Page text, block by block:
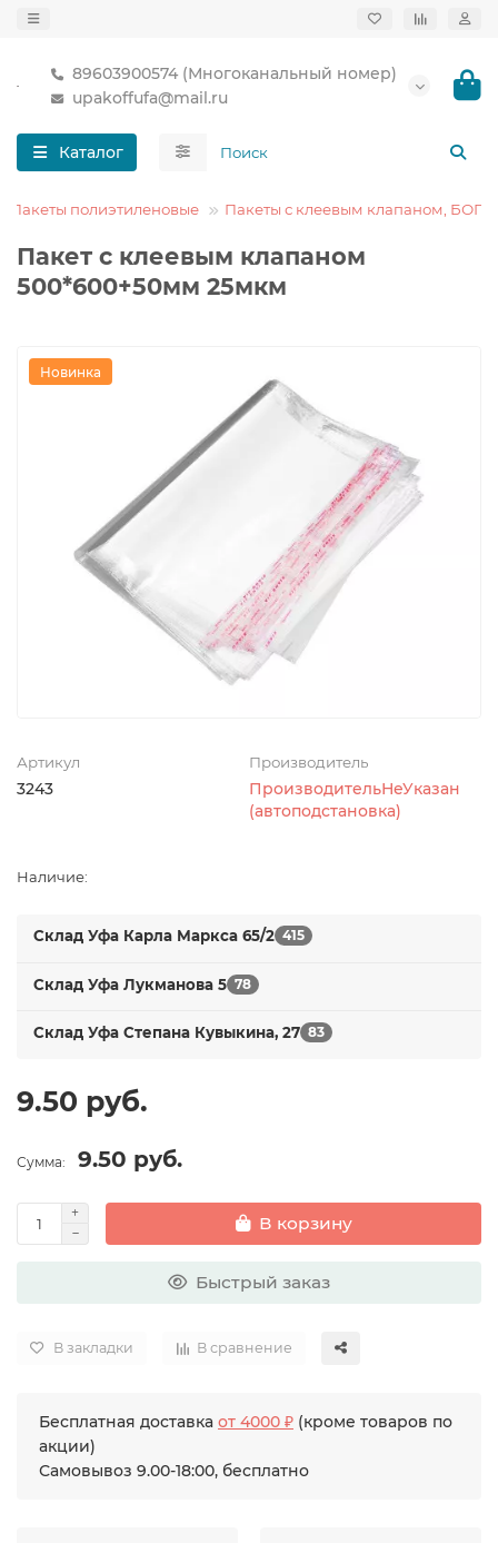
89603900574 (Многоканальный номер)
upakoffufa@mail.ru
Каталог
Пакеты полиэтиленовые Пакеты с клеевым клапаном, БОПП
Пакет с клеевым клапаном
500*600+50мм 25мкм
Новинка
Артикул
3243
Производитель
ПроизводительНеУказан
(автоподстановка)
Наличие:
Склад Уфа Карла Маркса 65/2 415
Склад Уфа Лукманова 5 78
Склад Уфа Степана Кувыкина, 27 83
9.50 руб.
Сумма: 9.50 руб.
В корзину
Быстрый заказ
В закладки В сравнение
Бесплатная доставка от 4000 ₽ (кроме товаров по
акции)
Самовывоз 9.00-18:00, бесплатно